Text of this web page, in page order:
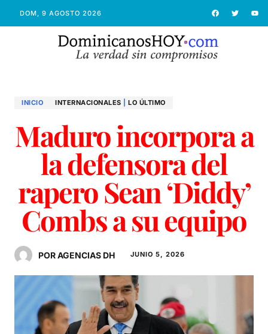
DOM, 9 AGOSTO 2026
INICIO INTERNACIONALES LO ÚLTIMO
Maduro incorpora a
la defensora del
rapero Sean ‘Diddy’
Combs a su equipo
POR AGENCIAS DH JUNIO 5, 2026